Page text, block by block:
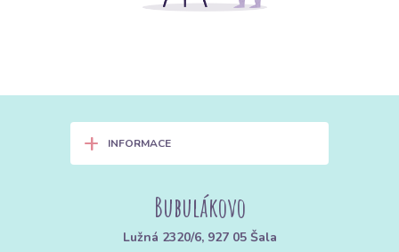
+ INFORMACE
Bubulákovo
Lužná 2320/6, 927 05 Šala